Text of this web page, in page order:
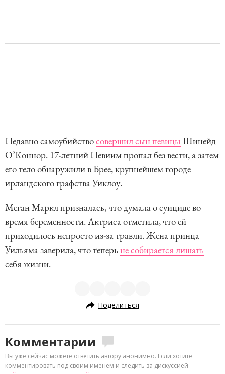
Недавно самоубийствосовершил сын певицы Шинейд
О’Коннор. 17-летний Невиим пропал без вести, а затем
его тело обнаружили в Брее, крупнейшем городе
ирландского графства Уиклоу.
Меган Маркл призналась, что думала о суициде во
время беременности. Актриса отметила, что ей
приходилось непросто из-за травли. Жена принца
Уильяма заверила, что теперь не собирается лишать
себя жизни.
Поделиться
Комментарии
Вы уже сейчас можете ответить автору анонимно. Если хотите
комментировать под своим именем и следить за дискуссией —